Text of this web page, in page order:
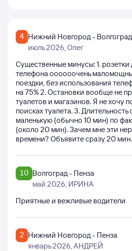
4 Нижний Новгород - Волгоград
июль 2026, Олег
Существенные минусы: 1. розетки
телефона оооооочень
поездки, без использования
на 75% 2. Остановки вообще не
туалетов и магазинов. Я не хочу
поисках туалета. 3.
маленькую (обычно 10 мин) по
(около 20 мин). Зачем мне эти
времени? Объявите сразу 20 мин.
10 Волгоград - Пенза
май 2026, ИРИНА
Приятные и вежливые водители
2 Нижний Новгород - Пенза
январь 2026, АНДРЕЙ